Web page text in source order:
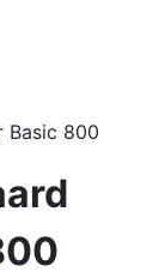
Basic 800